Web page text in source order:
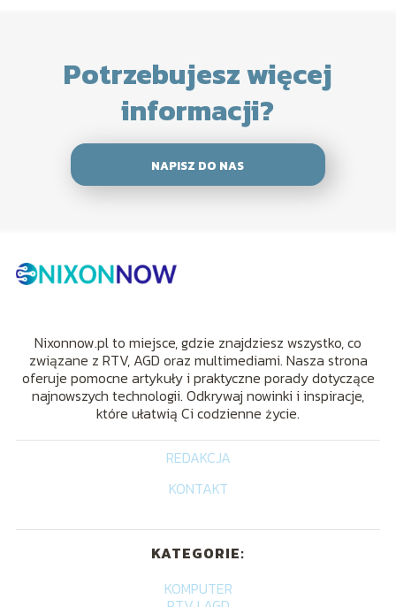
Potrzebujesz więcej
informacji?
NAPISZ DO NAS
Nixonnow.pl to miejsce, gdzie znajdziesz wszystko, co
związane z RTV, AGD oraz multimediami. Nasza strona
oferuje pomocne artykuły i praktyczne porady dotyczące
najnowszych technologii. Odkrywaj nowinki i inspiracje,
które ułatwią Ci codzienne życie.
REDAKCJA
KONTAKT
KATEGORIE:
KOMPUTER